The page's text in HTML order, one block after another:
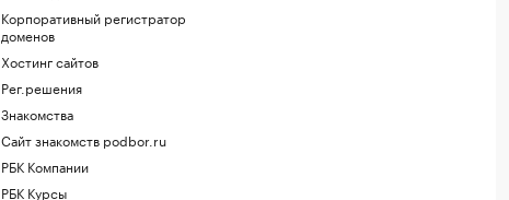
Корпоративный регистратор
доменов
Хостинг сайтов
Рег.решения
Знакомства
Сайт знакомств podbor.ru
РБК Компании
РБК Курсы